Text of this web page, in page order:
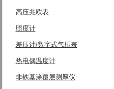
高压兆欧表
照度计
差压计/数字式气压表
热电偶温度计
非铁基涂覆层测厚仪